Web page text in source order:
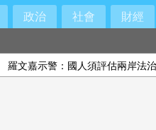
政治 社會 財經
文嘉示警：國人須評估兩岸法